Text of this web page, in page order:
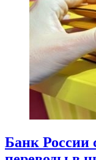
Банк России